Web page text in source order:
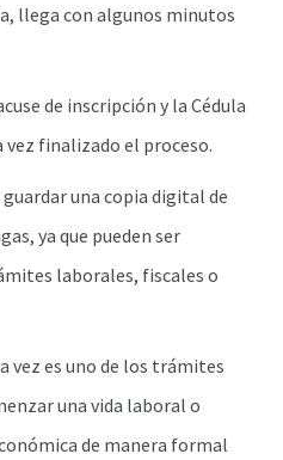
llega con algunos minutos
de inscripción y la Cédula
finalizado el proceso.
una copia digital de
ya que pueden ser
laborales, fiscales o
vez es uno de los trámites
una vida laboral o
de manera formal